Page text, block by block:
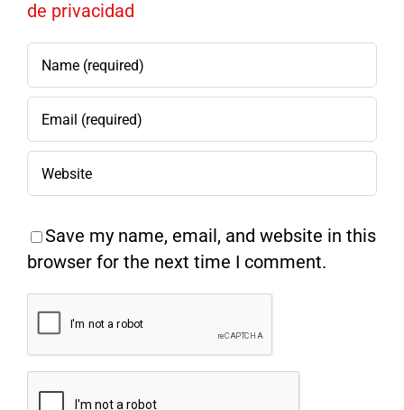
de privacidad
Save my name, email, and website in this
browser for the next time I comment.